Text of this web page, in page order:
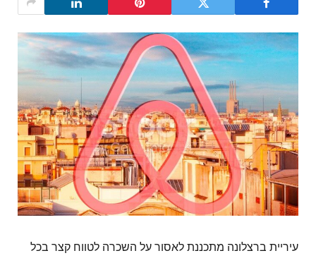
עיריית ברצלונה מתכננת לאסור על השכרה לטווח קצר בכל